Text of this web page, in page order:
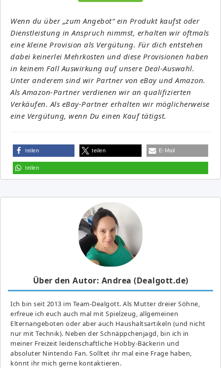
Wenn du über „zum Angebot“ ein Produkt kaufst oder
Dienstleistung in Anspruch nimmst, erhalten wir oftmals
eine kleine Provision als Vergütung. Für dich entstehen
dabei keinerlei Mehrkosten und diese Provisionen haben
in keinem Fall Auswirkung auf unsere Deal-Auswahl.
Unter anderem sind wir Partner von eBay und Amazon.
Als Amazon-Partner verdienen wir an qualifizierten
Verkäufen. Als eBay-Partner erhalten wir möglicherweise
eine Vergütung, wenn Du einen Kauf tätigst.
teilen teilen E-Mail
teilen
Über den Autor: Andrea (Dealgott.de)
Ich bin seit 2013 im Team-Dealgott. Als Mutter dreier Söhne,
erfreue ich euch auch mal mit Spielzeug, allgemeinen
Elternangeboten oder aber auch Haushaltsartikeln (und nicht
nur mit Technik). Neben der Schnäppchenjagd, bin ich in
meiner Freizeit leidenschaftliche Hobby-Bäckerin und
absoluter Nintendo Fan. Solltet ihr mal eine Frage haben,
könnt ihr mich gerne kontaktieren.